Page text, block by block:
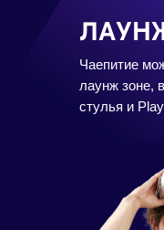
Чаепитие
лаунж зоне,
стулья и